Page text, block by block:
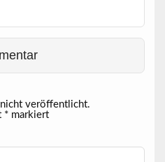
veröffentlicht.
*markiert